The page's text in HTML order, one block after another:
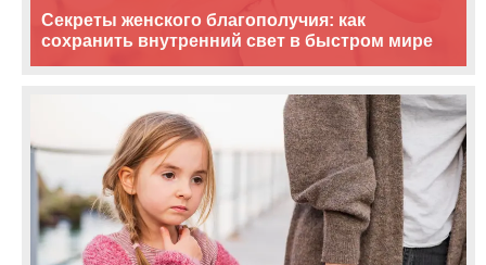
Секреты женского благополучия: как
сохранить внутренний свет в быстром мире